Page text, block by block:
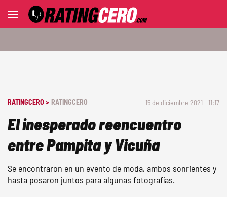
RATINGCERO > RATINGCERO 15 de diciembre 2021 - 11:17
El inesperado reencuentro
entre Pampita y Vicuña
Se encontraron en un evento de moda, ambos sonrientes y
hasta posaron juntos para algunas fotografías.